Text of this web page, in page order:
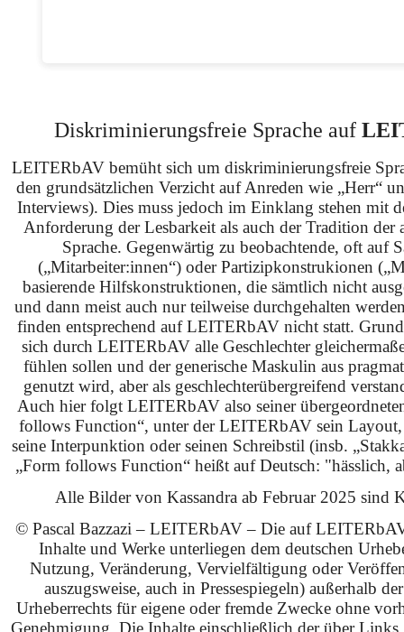
Diskriminierungsfreie Sprache auf
LEITERbAV bemüht sich um diskriminierungsfreie
den grundsätzlichen Verzicht auf Anreden wie „Herr“
Interviews). Dies muss jedoch im Einklang stehen mit
Anforderung der Lesbarkeit als auch der Tradition der
Sprache. Gegenwärtig zu beobachtende, oft auf
(„Mitarbeiter:innen“) oder Partizipkonstrukionen
basierende Hilfskonstruktionen, die sämtlich nicht
und dann meist auch nur teilweise durchgehalten
finden entsprechend auf LEITERbAV nicht statt.
sich durch LEITERbAV alle Geschlechter
fühlen sollen und der generische Maskulin aus
genutzt wird, aber als geschlechterübergreifend
Auch hier folgt LEITERbAV also seiner
follows Function“, unter der LEITERbAV sein Layout,
seine Interpunktion oder seinen Schreibstil (insb.
„Form follows Function“ heißt auf Deutsch: "hässlich,
Alle Bilder von Kassandra ab Februar 2025 sind
© Pascal Bazzazi – LEITERbAV – Die auf
Inhalte und Werke unterliegen dem deutschen
Nutzung, Veränderung, Vervielfältigung oder
auszugsweise, auch in Pressespiegeln) außerhalb
Urheberrechts für eigene oder fremde Zwecke ohne